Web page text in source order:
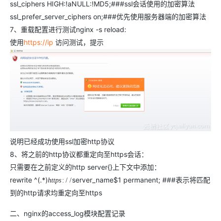
ssl_ciphers HIGH:!aNULL:!MD5;###ssl会话使用的加密算法
ssl_prefer_server_ciphers on;###优先使用服务器端的加密算法
7、重载配置进行测试nginx -s reload:
使用https://ip 访问测试，提示
说明已经成功使用ssl加密http协议
8、将之前的http协议都重定向至https会话：
只需要在之前定义的http server{}上下文中添加：
rewrite ^(.*)https : / /server_name$1 permanent; ###表示将匹配
到的http请求均重定向至https
二、nginx的access_log模块配置记录